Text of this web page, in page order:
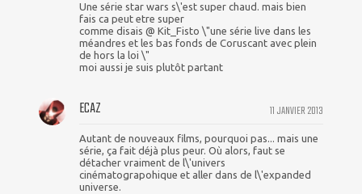
Une série star wars s\'est super chaud. mais bien
fais ca peut etre super
comme disais @ Kit_Fisto \"une série live dans les
méandres et les bas fonds de Coruscant avec plein
de hors la loi \"
moi aussi je suis plutôt partant
11 JANVIER 2013
ECAZ
Autant de nouveaux films, pourquoi pas... mais une
série, ça fait déjà plus peur. Où alors, faut se
détacher vraiment de l\'univers
cinématograpohique et aller dans de l\'expanded
universe.